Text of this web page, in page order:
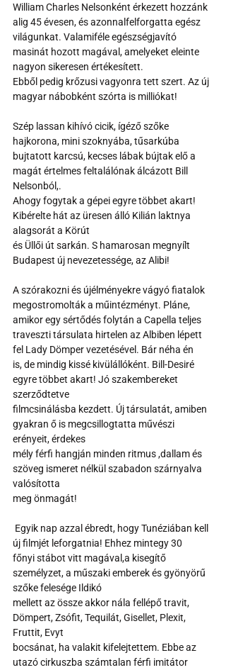
William Charles Nelsonként érkezett hozzánk
alig 45 évesen, és azonnalfelforgatta egész
világunkat. Valamiféle egészségjavító
masinát hozott magával, amelyeket eleinte
nagyon sikeresen értékesített.
Ebből pedig krőzusi vagyonra tett szert. Az új
magyar nábobként szórta is milliókat!
Szép lassan kihívó cicik, ígéző szőke
hajkorona, mini szoknyába, tűsarkúba
bujtatott karcsú, kecses lábak bújtak elő a
magát értelmes feltalálónak álcázott Bill
Nelsonból,.
Ahogy fogytak a gépei egyre többet akart!
Kibérelte hát az üresen álló Kilián laktnya
alagsorát a Körút
és Üllői út sarkán. S hamarosan megnyílt
Budapest új nevezetessége, az Alibi!
A szórakozni és újélményekre vágyó fiatalok
megostromolták a műintézményt. Pláne,
amikor egy sértődés folytán a Capella teljes
traveszti társulata hirtelen az Albiben lépett
fel Lady Dömper vezetésével. Bár néha én
is, de mindig kissé kivülállóként. Bill-Desiré
egyre többet akart! Jó szakembereket
szerződtetve
filmcsinálásba kezdett. Új társulatát, amiben
gyakran ő is megcsillogtatta művészi
erényeit, érdekes
mély férfi hangján minden ritmus ,dallam és
szöveg ismeret nélkül szabadon szárnyalva
valósította
meg önmagát!
új filmjét leforgatnia! Ehhez mintegy 30
főnyi stábot vitt magával,a kisegítő
személyzet, a műszaki emberek és gyönyörű
szőke felesége Ildikó
mellett az össze akkor nála fellépő travit,
Dömpert, Zsófit, Tequilát, Gisellet, Plexit,
Fruttit, Evyt
bocsánat, ha valakit kifelejtettem. Ebbe az
utazó cirkuszba számtalan férfi imitátor